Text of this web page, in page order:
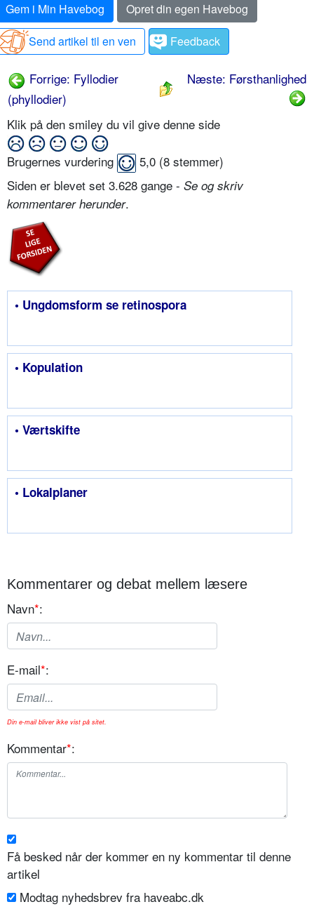
Gem i Min Havebog
Opret din egen Havebog
Send artikel til en ven
Feedback
Forrige: Fyllodier
(phyllodier)
Næste: Førsthanlighed
Klik på den smiley du vil give denne side
Brugernes vurdering 5,0 (8 stemmer)
Siden er blevet set 3.628 gange - Se og skriv
kommentarer herunder.
• Ungdomsform se retinospora
• Kopulation
• Værtskifte
• Lokalplaner
Kommentarer og debat mellem læsere
Navn*:
E-mail*:
Din e-mail bliver ikke vist på sitet.
Kommentar*:
Få besked når der kommer en ny kommentar til denne
artikel
Modtag nyhedsbrev fra haveabc.dk